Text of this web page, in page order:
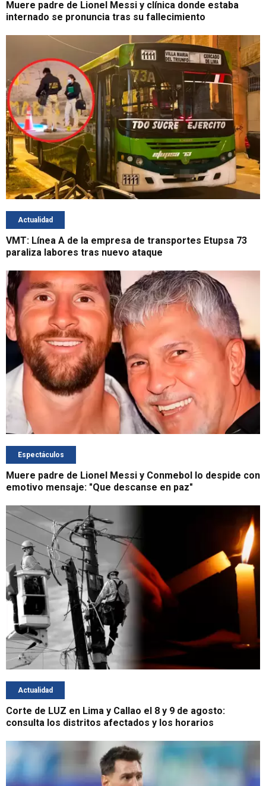
Muere padre de Lionel Messi y clínica donde estaba
internado se pronuncia tras su fallecimiento
Actualidad
VMT: Línea A de la empresa de transportes Etupsa 73
paraliza labores tras nuevo ataque
Espectáculos
Muere padre de Lionel Messi y Conmebol lo despide con
emotivo mensaje: "Que descanse en paz"
Actualidad
Corte de LUZ en Lima y Callao el 8 y 9 de agosto:
consulta los distritos afectados y los horarios